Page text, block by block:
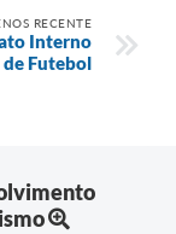
RECENTE
Interno
de Futebol